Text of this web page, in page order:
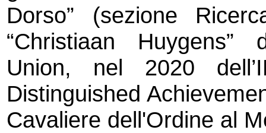
Dorso” (sezione
“Christiaan Huygens”
Union, nel 2020
Distinguished
Cavaliere dell'Ordine al